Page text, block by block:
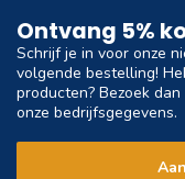
Ontvang 5%
Schrijf je in voor onze
volgende bestelling!
producten? Bezoek
onze bedrijfsgegevens.